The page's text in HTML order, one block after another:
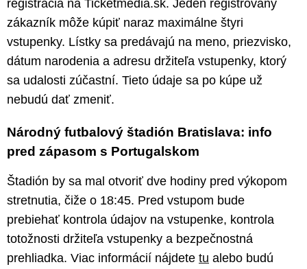
registrácia na Ticketmedia.sk. Jeden registrovaný
zákazník môže kúpiť naraz maximálne štyri
vstupenky. Lístky sa predávajú na meno, priezvisko,
dátum narodenia a adresu držiteľa vstupenky, ktorý
sa udalosti zúčastní. Tieto údaje sa po kúpe už
nebudú dať zmeniť.
Národný futbalový štadión Bratislava: info
pred zápasom s Portugalskom
Štadión by sa mal otvoriť dve hodiny pred výkopom
stretnutia, čiže o 18:45. Pred vstupom bude
prebiehať kontrola údajov na vstupenke, kontrola
totožnosti držiteľa vstupenky a bezpečnostná
prehliadka. Viac informácií nájdete tu alebo budú